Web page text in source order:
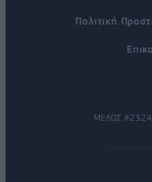
Πολιτική
ΜΕΛΟΣ